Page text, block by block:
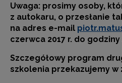
Uwaga: prosimy osoby,
z autokaru, o przesłanie
na adres e-mail
czerwca 2017 r. do godziny
Szczegółowy program
szkolenia przekazujemy w